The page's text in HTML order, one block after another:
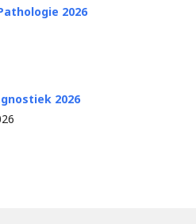
2026
2026